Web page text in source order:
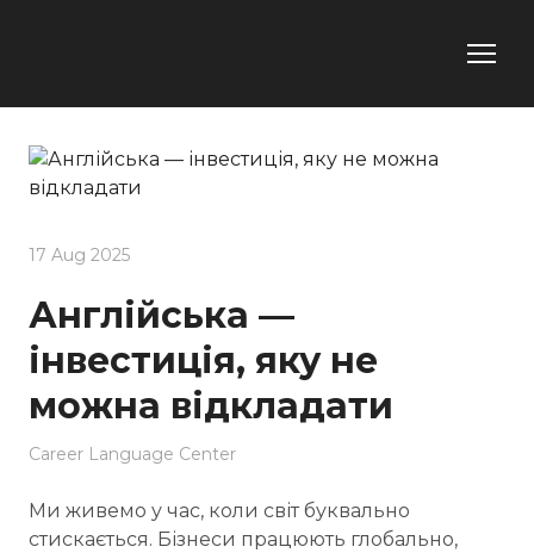
17 Aug 2025
Англійська —
інвестиція, яку не
можна відкладати
Career Language Center
Ми живемо у час, коли світ буквально
стискається. Бізнеси працюють глобально,